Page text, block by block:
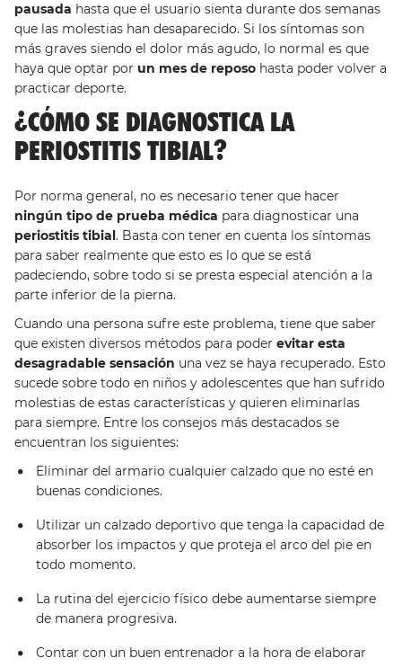
pausada hasta que el usuario sienta durante dos semanas
que las molestias han desaparecido. Si los síntomas son
más graves siendo el dolor más agudo, lo normal es que
haya que optar por un mes de reposo hasta poder volver a
practicar deporte.
¿CÓMO SE DIAGNOSTICA LA
PERIOSTITIS TIBIAL?
Por norma general, no es necesario tener que hacer
ningún tipo de prueba médica para diagnosticar una
periostitis tibial. Basta con tener en cuenta los síntomas
para saber realmente que esto es lo que se está
padeciendo, sobre todo si se presta especial atención a la
parte inferior de la pierna.
Cuando una persona sufre este problema, tiene que saber
que existen diversos métodos para poder evitar esta
desagradable sensación una vez se haya recuperado. Esto
sucede sobre todo en niños y adolescentes que han sufrido
molestias de estas características y quieren eliminarlas
para siempre. Entre los consejos más destacados se
encuentran los siguientes:
Eliminar del armario cualquier calzado que no esté en
buenas condiciones.
Utilizar un calzado deportivo que tenga la capacidad de
absorber los impactos y que proteja el arco del pie en
todo momento.
La rutina del ejercicio físico debe aumentarse siempre
de manera progresiva.
Contar con un buen entrenador a la hora de elaborar